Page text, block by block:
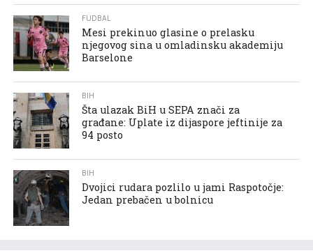
FUDBAL
Mesi prekinuo glasine o prelasku
njegovog sina u omladinsku akademiju
Barselone
BIH
Šta ulazak BiH u SEPA znači za
građane: Uplate iz dijaspore jeftinije za
94 posto
BIH
Dvojici rudara pozlilo u jami Raspotočje:
Jedan prebačen u bolnicu